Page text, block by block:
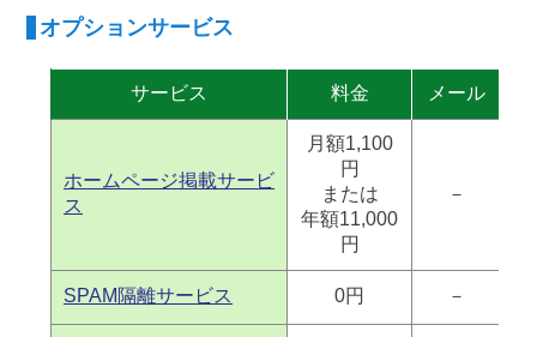
オプションサービス
サービス 料金 メール
ホームページ掲載サービ
ス
月額1,100
円
または
年額11,000
円
－
SPAM隔離サービス 0円 －